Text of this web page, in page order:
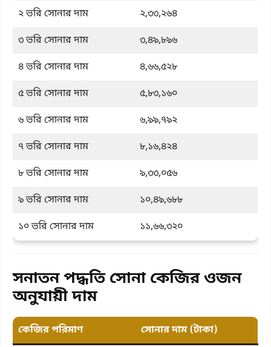
২ ভরি সোনার দাম
২,৩৩,২৬৪
৩ ভরি সোনার দাম
৩,৪৯,৮৯৬
৪ ভরি সোনার দাম
৪,৬৬,৫২৮
৫ ভরি সোনার দাম
৫,৮৩,১৬০
৬ ভরি সোনার দাম
৬,৯৯,৭৯২
৭ ভরি সোনার দাম
৮,১৬,৪২৪
৮ ভরি সোনার দাম
৯,৩৩,০৫৬
৯ ভরি সোনার দাম
১০,৪৯,৬৮৮
১০ ভরি সোনার দাম
১১,৬৬,৩২০
সনাতন পদ্ধতি সোনা কেজির ওজন
অনুযায়ী দাম
কেজির পরিমাণ সোনার দাম (টাকা)